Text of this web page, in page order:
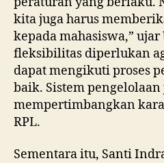
kita juga harus
kepada mahasiswa,”
fleksibilitas diperlukan
dapat mengikuti proses
baik. Sistem
mempertimbangkan
RPL.
Sementara itu, Santi